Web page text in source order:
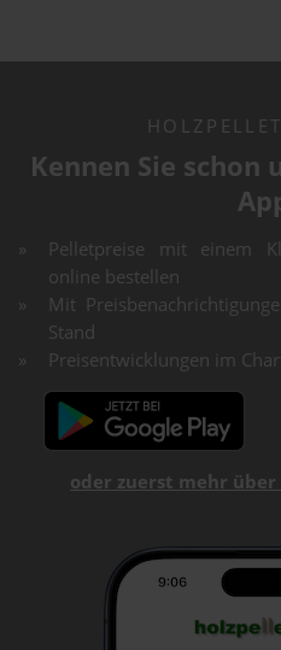
Kennen Sie schon
Pelletpreise mit einem
online bestellen
Mit
Stand
Preisentwicklungen im
oder zuerst mehr